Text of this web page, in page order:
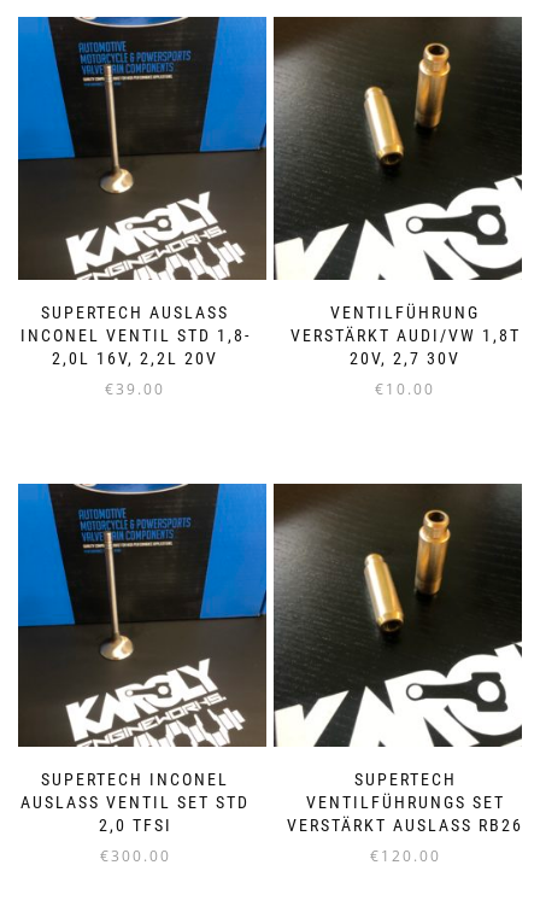
SUPERTECH AUSLASS
INCONEL VENTIL STD 1,8-
2,0L 16V, 2,2L 20V
€39.00
VENTILFÜHRUNG
VERSTÄRKT AUDI/VW 1,8T
20V, 2,7 30V
€10.00
SUPERTECH INCONEL
AUSLASS VENTIL SET STD
2,0 TFSI
€300.00
SUPERTECH
VENTILFÜHRUNGS SET
VERSTÄRKT AUSLASS RB26
€120.00